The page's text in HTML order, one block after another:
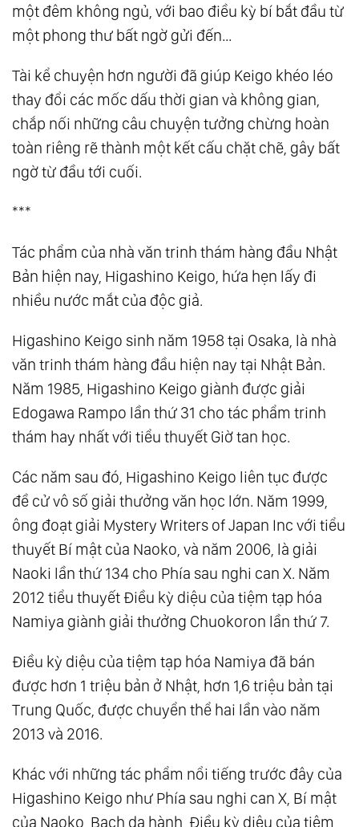
một đêm không ngủ, với bao điều kỳ bí bắt đầu từ
một phong thư bất ngờ gửi đến…
Tài kể chuyện hơn người đã giúp Keigo khéo léo
thay đổi các mốc dấu thời gian và không gian,
chắp nối những câu chuyện tưởng chừng hoàn
toàn riêng rẽ thành một kết cấu chặt chẽ, gây bất
ngờ từ đầu tới cuối.
***
Tác phẩm của nhà văn trinh thám hàng đầu Nhật
Bản hiện nay, Higashino Keigo, hứa hẹn lấy đi
nhiều nước mắt của độc giả.
Higashino Keigo sinh năm 1958 tại Osaka, là nhà
văn trinh thám hàng đầu hiện nay tại Nhật Bản.
Năm 1985, Higashino Keigo giành được giải
Edogawa Rampo lần thứ 31 cho tác phẩm trinh
thám hay nhất với tiểu thuyết Giờ tan học.
Các năm sau đó, Higashino Keigo liên tục được
đề cử vô số giải thưởng văn học lớn. Năm 1999,
ông đoạt giải Mystery Writers of Japan Inc với tiểu
thuyết Bí mật của Naoko, và năm 2006, là giải
Naoki lần thứ 134 cho Phía sau nghi can X. Năm
2012 tiểu thuyết Điều kỳ diệu của tiệm tạp hóa
Namiya giành giải thưởng Chuokoron lần thứ 7.
Điều kỳ diệu của tiệm tạp hóa Namiya đã bán
được hơn 1 triệu bản ở Nhật, hơn 1,6 triệu bản tại
Trung Quốc, được chuyển thể hai lần vào năm
2013 và 2016.
Khác với những tác phẩm nổi tiếng trước đây của
Higashino Keigo như Phía sau nghi can X, Bí mật
của Naoko, Bạch dạ hành, Điều kỳ diệu của tiệm